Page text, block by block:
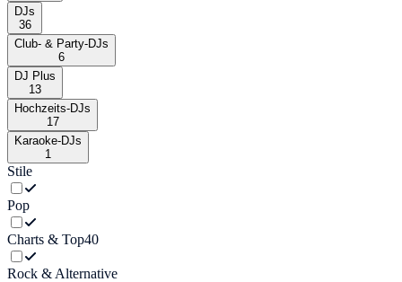
DJs
36
Club- & Party-DJs
6
DJ Plus
13
Hochzeits-DJs
17
Karaoke-DJs
1
Stile
Pop
Charts & Top40
Rock & Alternative